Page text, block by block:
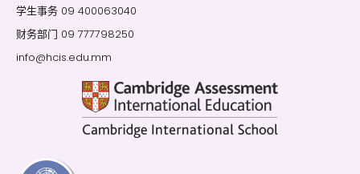
学生事务 09 400063040
财务部门 09 777798250
info@hcis.edu.mm